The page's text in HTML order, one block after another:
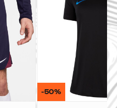
-50%